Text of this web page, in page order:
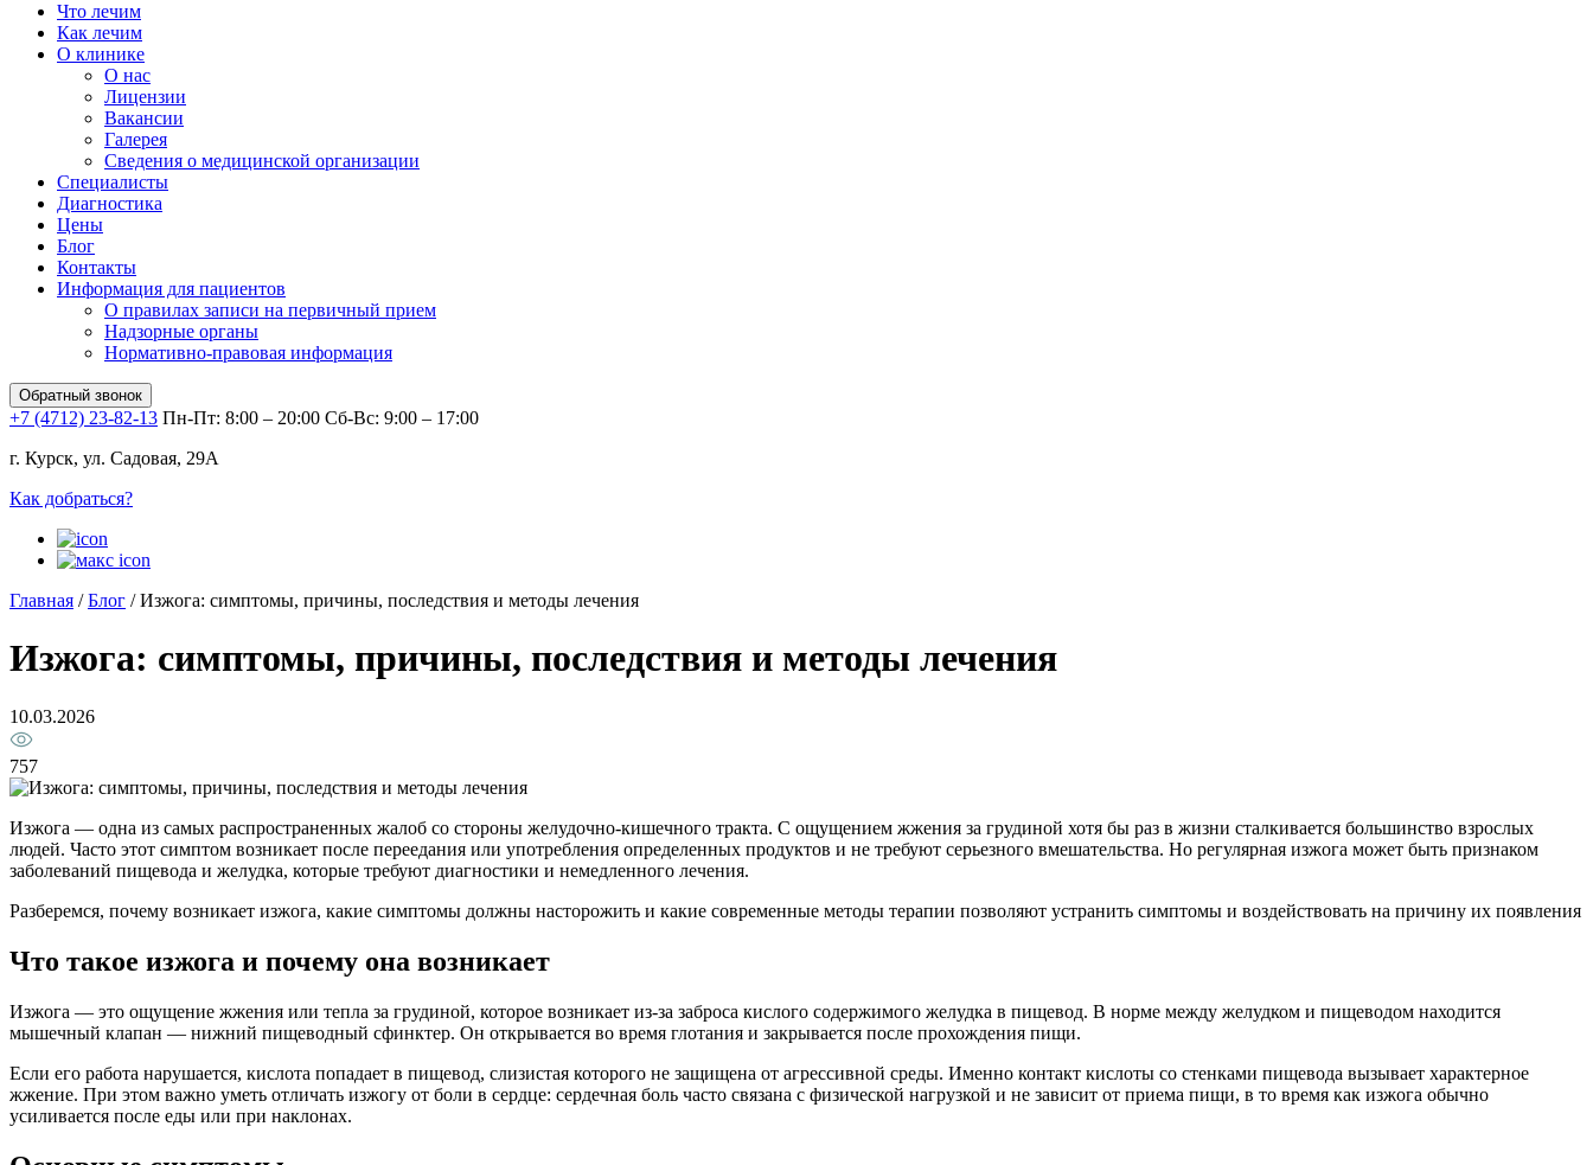
Что лечим
Как лечим
О клинике
О нас
Лицензии
Вакансии
Галерея
Сведения о медицинской организации
Специалисты
Диагностика
Цены
Блог
Контакты
Информация для пациентов
О правилах записи на первичный прием
Надзорные органы
Нормативно-правовая информация
Обратный звонок
+7 (4712) 23-82-13 Пн-Пт: 8:00 – 20:00 Сб-Вс: 9:00 – 17:00
г. Курск, ул. Садовая, 29А
Как добраться?
Главная /Блог /Изжога: симптомы, причины, последствия и методы лечения
Изжога: симптомы, причины, последствия и методы лечения
10.03.2026
757
Изжога — одна из самых распространенных жалоб со стороны желудочно-кишечного тракта. С ощущением жжения за грудиной хотя бы раз в жизни сталкивается большинство взрослых
людей. Часто этот симптом возникает после переедания или употребления определенных продуктов и не требуют серьезного вмешательства. Но регулярная изжога может быть признаком
заболеваний пищевода и желудка, которые требуют диагностики и немедленного лечения.
Разберемся, почему возникает изжога, какие симптомы должны насторожить и какие современные методы терапии позволяют устранить симптомы и воздействовать на причину их появления
Что такое изжога и почему она возникает
Изжога — это ощущение жжения или тепла за грудиной, которое возникает из-за заброса кислого содержимого желудка в пищевод. В норме между желудком и пищеводом находится
мышечный клапан — нижний пищеводный сфинктер. Он открывается во время глотания и закрывается после прохождения пищи.
Если его работа нарушается, кислота попадает в пищевод, слизистая которого не защищена от агрессивной среды. Именно контакт кислоты со стенками пищевода вызывает характерное
жжение. При этом важно уметь отличать изжогу от боли в сердце: сердечная боль часто связана с физической нагрузкой и не зависит от приема пищи, в то время как изжога обычно
усиливается после еды или при наклонах.